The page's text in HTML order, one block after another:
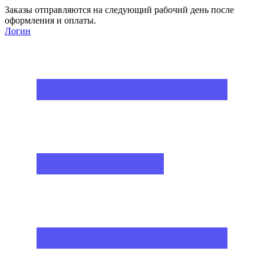
Заказы отправляются на следующий рабочий день после
оформления и оплаты.
Логин